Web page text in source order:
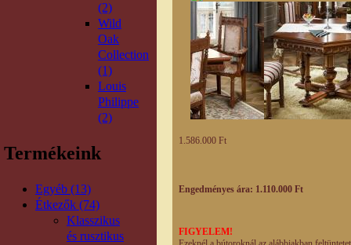
(2)
Wild
Oak
Collection
(1)
Louis
Philippe
(2)
Termékeink
Egyéb (13)
Étkezők (74)
Klasszikus
és rusztikus
1.586.000 Ft
Engedményes ára: 1.110.000 Ft
FIGYELEM!